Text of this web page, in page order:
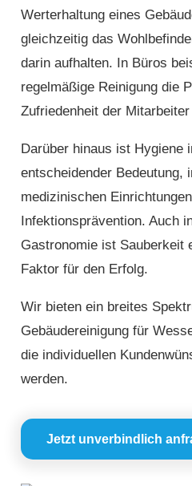
Werterhaltung eines
gleichzeitig das
darin aufhalten. In Büros
regelmäßige Reinigung die
Zufriedenheit der
Darüber hinaus ist Hygiene
entscheidender Bedeutung,
medizinischen
Infektionsprävention. Auch
Gastronomie ist Sauberkeit
Faktor für den Erfolg.
Wir bieten ein breites
Gebäudereinigung für
die individuellen
werden.
Jetzt unverbindlich